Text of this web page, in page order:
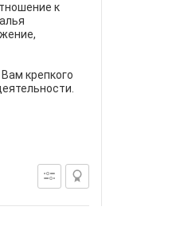
к
крепкого